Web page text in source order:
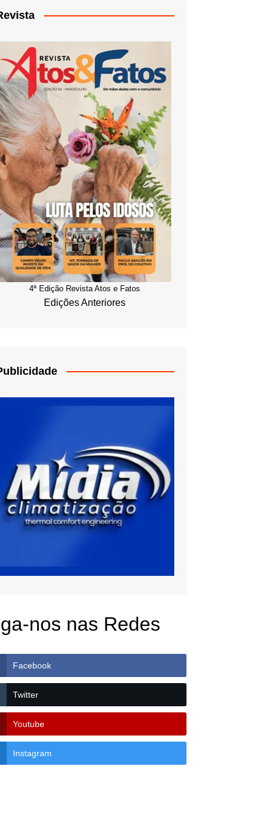
4ª Edição Revista Atos e Fatos
Edições Anteriores
nos nas Redes
Facebook
Twitter
Youtube
Instagram